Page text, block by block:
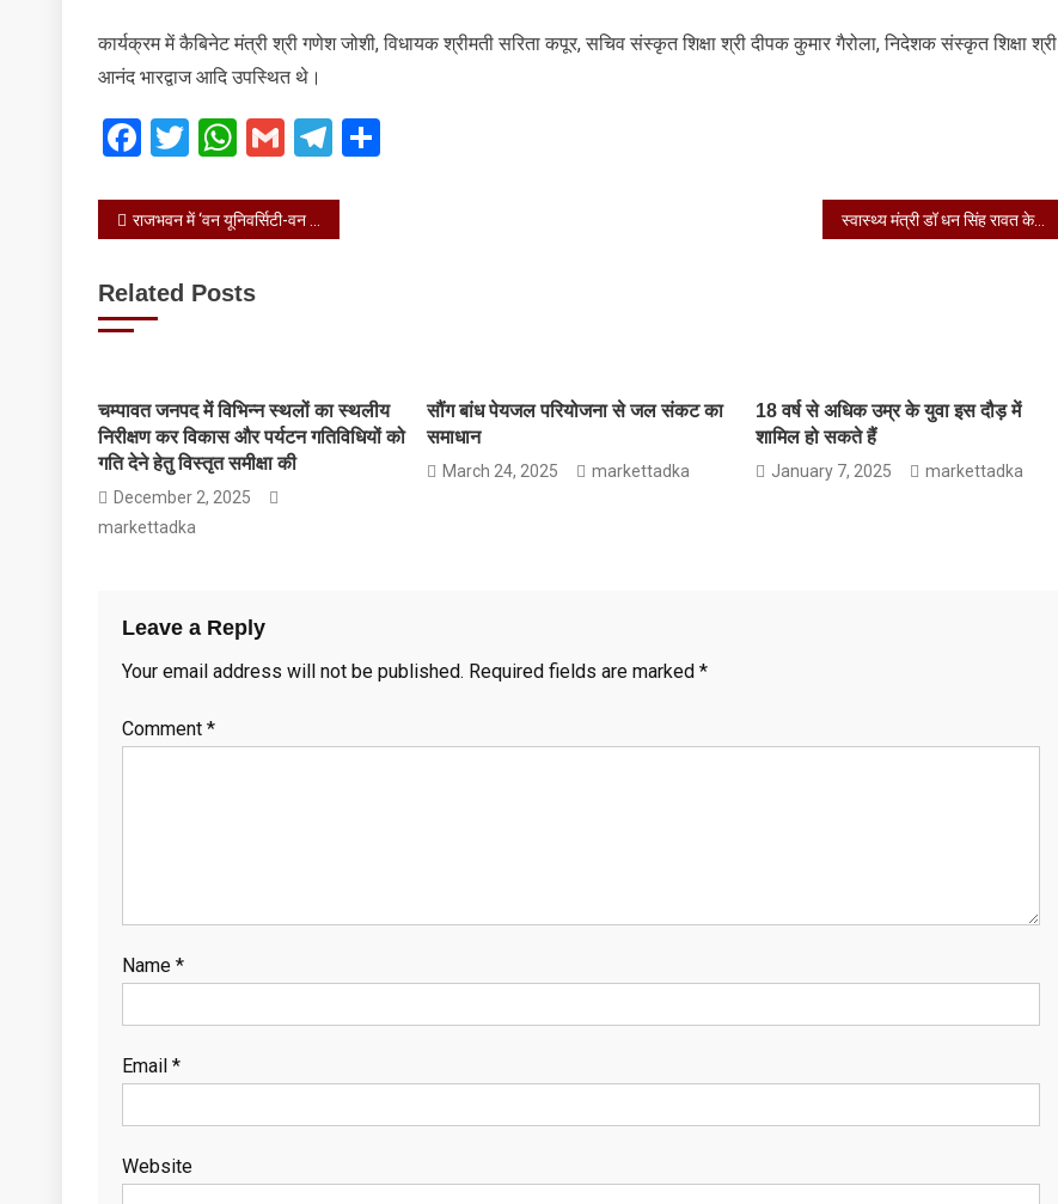
कार्यक्रम में कैबिनेट मंत्री श्री गणेश जोशी, विधायक श्रीमती सरिता कपूर, सचिव संस्कृत शिक्षा श्री दीपक कुमार गैरोला, निदेशक संस्कृत शिक्षा श्री
आनंद भारद्वाज आदि उपस्थित थे।
Facebook
Twitter
WhatsApp
GmailTelegram
Post
राजभवन में ‘वन यूनिवर्सिटी-वन रिसर्च’ के अंतर्गत चल रहे शोध कार्य की प्रगति पर प्रस्तुतीकरण दिया स्वास्थ्य मंत्री डॉ धन सिंह रावत के दिशा-निर्देशों पर स्वास्थ्य विभाग ने 38वें राष्ट्रीय खेलों के दौरान चाक चौबंद व्यवस्थाएं की
Related Posts
चम्पावत जनपद में विभिन्न स्थलों का स्थलीय
निरीक्षण कर विकास और पर्यटन गतिविधियों को
गति देने हेतु विस्तृत समीक्षा की
December 2, 2025
markettadka
सौंग बांध पेयजल परियोजना से जल संकट का
समाधान
March 24, 2025 markettadka
18 वर्ष से अधिक उम्र के युवा इस दौड़ में
शामिल हो सकते हैं
January 7, 2025 markettadka
Leave a Reply
Your email address will not be published. Required fields are marked *
Comment *
Name *
Email *
Website